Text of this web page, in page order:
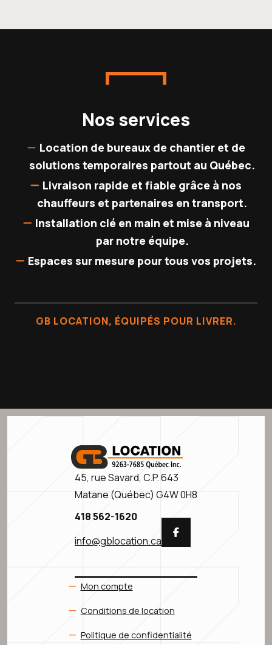
Nos services
Location de bureaux de chantier et de
solutions temporaires partout au Québec.
Livraison rapide et fiable grâce à nos
chauffeurs et partenaires en transport.
Installation clé en main et mise à niveau
par notre équipe.
Espaces sur mesure pour tous vos projets.
GB LOCATION, ÉQUIPÉS POUR LIVRER.
45, rue Savard, C.P. 643
Matane (Québec) G4W 0H8
418 562-1620
info@gblocation.ca

Mon compte
Conditions de location
Politique de confidentialité